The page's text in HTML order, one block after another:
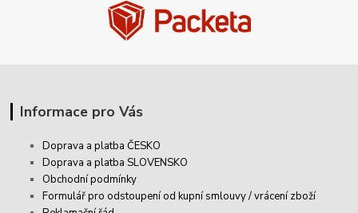
Informace pro Vás
Doprava a platba ČESKO
Doprava a platba SLOVENSKO
Obchodní podmínky
Formulář pro odstoupení od kupní smlouvy / vrácení zboží